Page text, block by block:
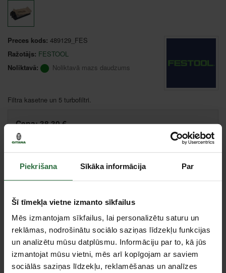
Piekrišana Sīkāka informācija Par
Šī tīmekļa vietne izmanto sīkfailus
Mēs izmantojam sīkfailus, lai personalizētu saturu un
reklāmas, nodrošinātu sociālo saziņas līdzekļu funkcijas
un analizētu mūsu datplūsmu. Informāciju par to, kā jūs
izmantojat mūsu vietni, mēs arī kopīgojam ar saviem
sociālās saziņas līdzekļu, reklamēšanas un analīzes
Preces kods: 489129_FES
Ražotājs: FESTOOL
Noliktavā:
Noliktavā mazs daudzums
Filtra kasetne un 5 turbofiltri.
Cena:38,30 €
Salīdzināt Ieteikt cenu
Tie, kas apskatīja šo preci, tāpat interesējās par...